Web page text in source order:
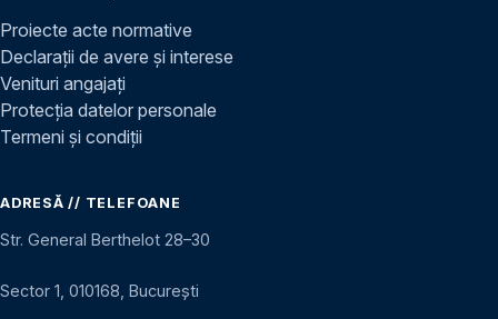
Proiecte acte normative
Declarații de avere și interese
Venituri angajați
Protecția datelor personale
Termeni și condiții
ADRESĂ // TELEFOANE
Str. General Berthelot 28–30
Sector 1, 010168, București